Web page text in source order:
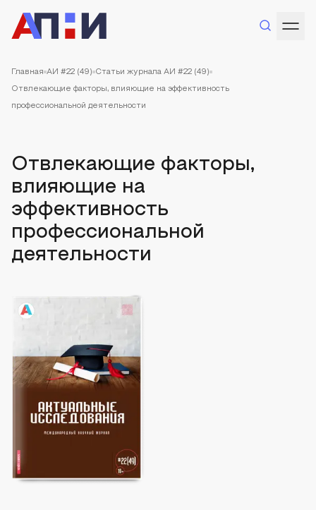
Главная АИ #22 (49) Статьи журнала АИ #22 (49)
Отвлекающие факторы, влияющие на эффективность
профессиональной деятельности
Отвлекающие факторы,
влияющие на
эффективность
профессиональной
деятельности